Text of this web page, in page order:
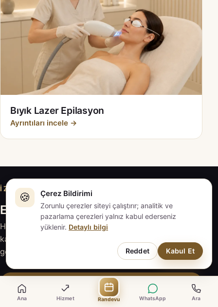
Bıyık Lazer Epilasyon
Ayrıntıları incele →
İZMIT · KOCAELI
EVAPLUS İZMİT ile iletişime geçin
Hizmeti inceleyin, sorularınızı hazırlayın; güncel
kapsam ve fiyat için EVAPLUS İZMİT ile doğrudan
görüşün.
Randevu Talebi
Ana Hizmet Randevu WhatsApp Ara
🍪 Çerez Bildirimi
Zorunlu çerezler siteyi çalıştırır; analitik ve
pazarlama çerezleri yalnız kabul ederseniz
yüklenir. Detaylı bilgi
Reddet Kabul Et